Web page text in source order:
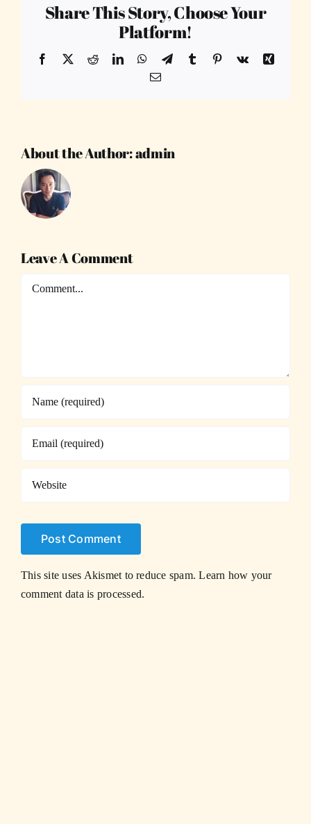
Share This Story, Choose Your
Platform!
Facebook
X RedditLinkedInWhatsApp
TelegramTumblr Pinterest
Vk
Xing
Email
About the Author:admin
Leave A Comment
Comment
This site uses Akismet to reduce spam.Learn how your
comment data is processed.